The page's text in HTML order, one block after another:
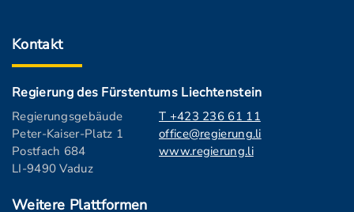
Kontakt
Regierung des Fürstentums Liechtenstein
Regierungsgebäude
Peter-Kaiser-Platz 1
Postfach 684
LI-9490 Vaduz
T +423 236 61 11
office@regierung.li
www.regierung.li
Weitere Plattformen